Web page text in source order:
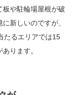
板や駐輪場屋根が破
新しいのですが、
たるエリアでは15
ります。